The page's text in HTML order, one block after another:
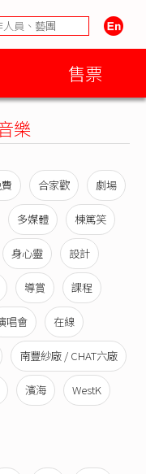
售票
樂
合家歡 劇場
多媒體 棟篤笑
身心靈 設計
導賞 課程
唱會 在線
南豐紗廠 / CHAT六廠
濱海 WestK